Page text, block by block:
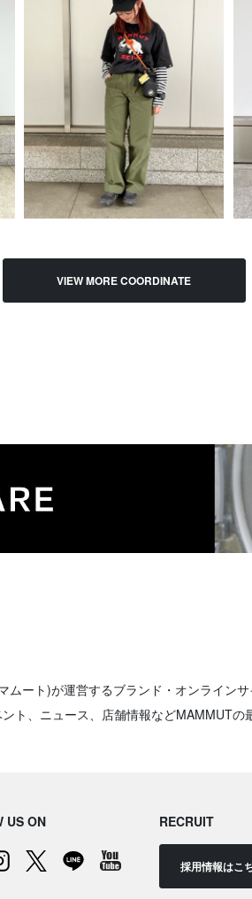
VIEW MORE COORDINATE
ムート)が運営するブランド・オンラインサ
ト、ニュース、店舗情報などMAMMUTの
US ON RECRUIT
採用情報はこ